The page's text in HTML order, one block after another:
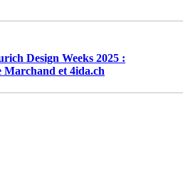
Design Weeks 2025 :
Marchand et 4ida.ch